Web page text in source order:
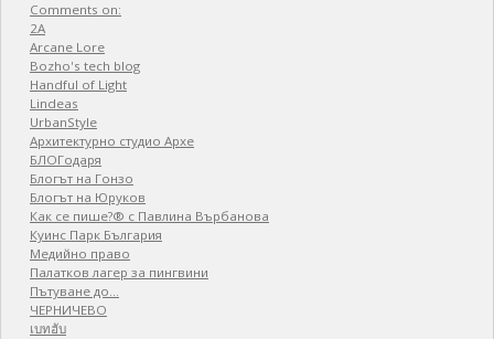
Comments on:
2A
Arcane Lore
Bozho's tech blog
Handful of Light
Lindeas
UrbanStyle
Архитектурно студио Архе
БЛОГодаря
Блогът на Гонзо
Блогът на Юруков
Как се пише?® с Павлина Върбанова
Куинс Парк България
Медийно право
Палатков лагер зa пингвини
Пътуване до…
ЧЕРНИЧЕВО
เบทฮับ